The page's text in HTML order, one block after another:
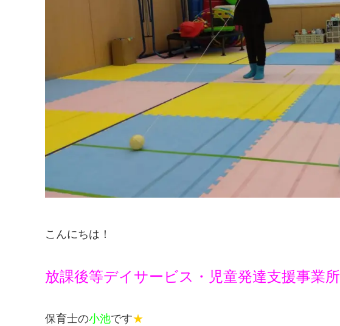
こんにちは！
放課後等デイサービス・児童発達支援事業所
保育士の小池です★